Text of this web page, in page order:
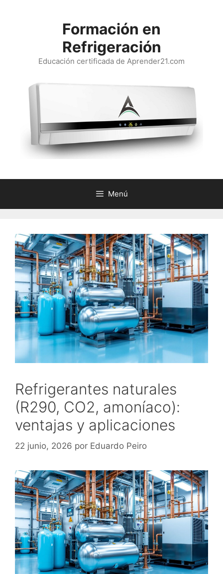
Formación en
Refrigeración
Educación certificada de Aprender21.com
Menú
Refrigerantes naturales
(R290, CO2, amoníaco):
ventajas y aplicaciones
22 junio, 2026 por Eduardo Peiro